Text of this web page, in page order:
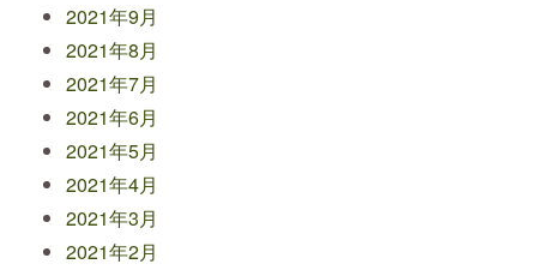
2021年9月
2021年8月
2021年7月
2021年6月
2021年5月
2021年4月
2021年3月
2021年2月